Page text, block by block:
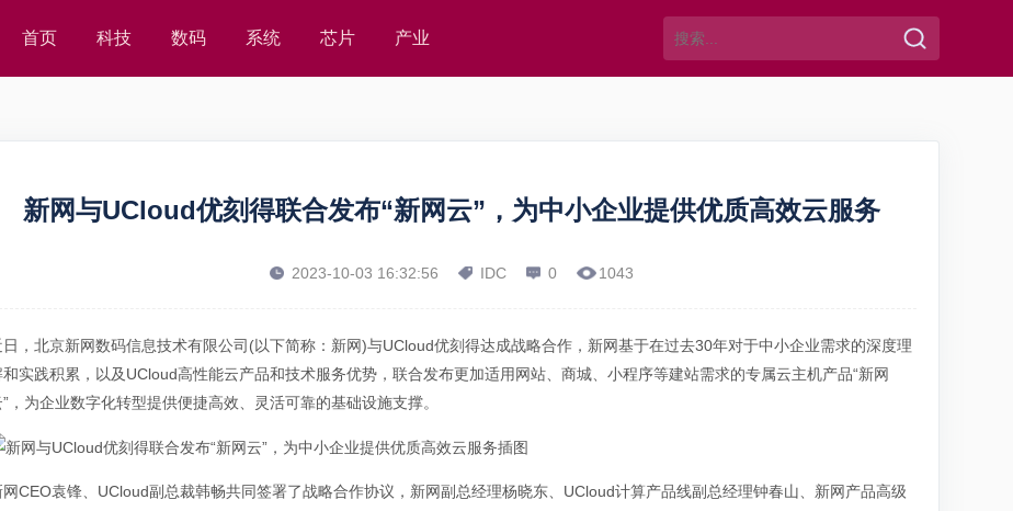
首页 科技 数码 系统 芯片 产业
新网与UCloud优刻得联合发布“新网云”，为中小企业提供优质高效云服务
2023-10-03 16:32:56 IDC 0 1043
日，北京新网数码信息技术有限公司(以下简称：新网)与UCloud优刻得达成战略合作，新网基于在过去30年对于中小企业需求的深度理
和实践积累，以及UCloud高性能云产品和技术服务优势，联合发布更加适用网站、商城、小程序等建站需求的专属云主机产品“新网
”，为企业数字化转型提供便捷高效、灵活可靠的基础设施支撑。
网CEO袁锋、UCloud副总裁韩畅共同签署了战略合作协议，新网副总经理杨晓东、UCloud计算产品线副总经理钟春山、新网产品高级